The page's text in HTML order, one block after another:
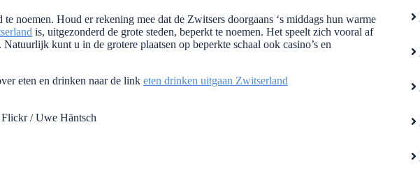
noemen. Houd er rekening mee dat de Zwitsers doorgaans ‘s middags hun warme
is, uitgezonderd de grote steden, beperkt te noemen. Het speelt zich vooral af
kunt u in de grotere plaatsen op beperkte schaal ook casino’s en
eten en drinken naar de link eten drinken uitgaan Zwitserland
/ Uwe Häntsch